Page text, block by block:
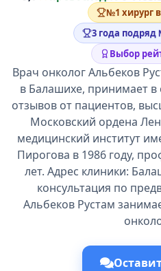
№1 хирург
3 года подряд
Выбор
Врач онколог Альбеков
в Балашихе, принимает
отзывов от пациентов,
Московский ордена
медицинский институт
Пирогова в 1986 году,
лет. Адрес клиники:
консультация по
Альбеков Рустам